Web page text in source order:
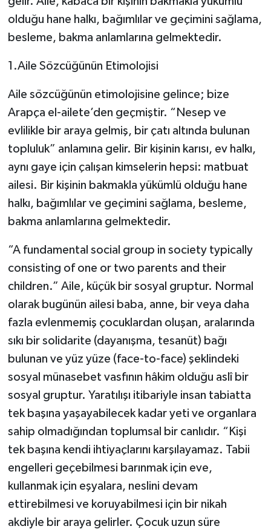
olduğu hane halkı, bağımlılar ve geçimini sağlama,
besleme, bakma anlamlarına gelmektedir.
1.Aile Sözcüğünün Etimolojisi
Aile sözcüğünün etimolojisine gelince; bize
Arapça el-ailete’den geçmiştir. “Nesep ve
evlilikle bir araya gelmiş, bir çatı altında bulunan
topluluk” anlamına gelir. Bir kişinin karısı, ev halkı,
aynı gaye için çalışan kimselerin hepsi: matbuat
ailesi. Bir kişinin bakmakla yükümlü olduğu hane
halkı, bağımlılar ve geçimini sağlama, besleme,
bakma anlamlarına gelmektedir.
“A fundamental social group in society typically
consisting of one or two parents and their
children.” Aile, küçük bir sosyal gruptur. Normal
olarak bugünün ailesi baba, anne, bir veya daha
fazla evlenmemiş çocuklardan oluşan, aralarında
sıkı bir solidarite (dayanışma, tesanüt) bağı
bulunan ve yüz yüze (face-to-face) şeklindeki
sosyal münasebet vasfının hâkim olduğu aslî bir
sosyal gruptur. Yaratılışı itibariyle insan tabiatta
tek başına yaşayabilecek kadar yeti ve organlara
sahip olmadığından toplumsal bir canlıdır. “Kişi
tek başına kendi ihtiyaçlarını karşılayamaz. Tabii
engelleri geçebilmesi barınmak için eve,
kullanmak için eşyalara, neslini devam
ettirebilmesi ve koruyabilmesi için bir nikah
akdiyle bir araya gelirler. Çocuk uzun süre